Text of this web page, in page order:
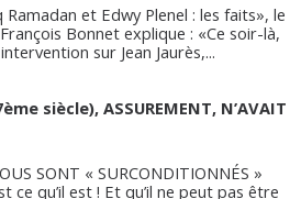
et Edwy Plenel : les faits», le
Bonnet explique : «Ce soir-là,
sur Jean Jaurès,...
siècle), ASSUREMENT, N’AVAIT
SONT « SURCONDITIONNÉS »
ce qu’il est ! Et qu’il ne peut pas être